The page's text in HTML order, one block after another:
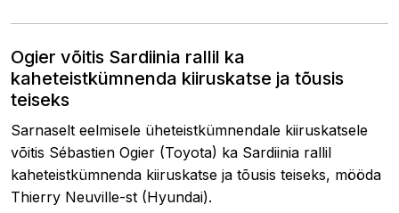
Ogier võitis Sardiinia rallil ka
kaheteistkümnenda kiiruskatse ja tõusis
teiseks
Sarnaselt eelmisele üheteistkümnendale kiiruskatsele
võitis Sébastien Ogier (Toyota) ka Sardiinia rallil
kaheteistkümnenda kiiruskatse ja tõusis teiseks, mööda
Thierry Neuville-st (Hyundai).